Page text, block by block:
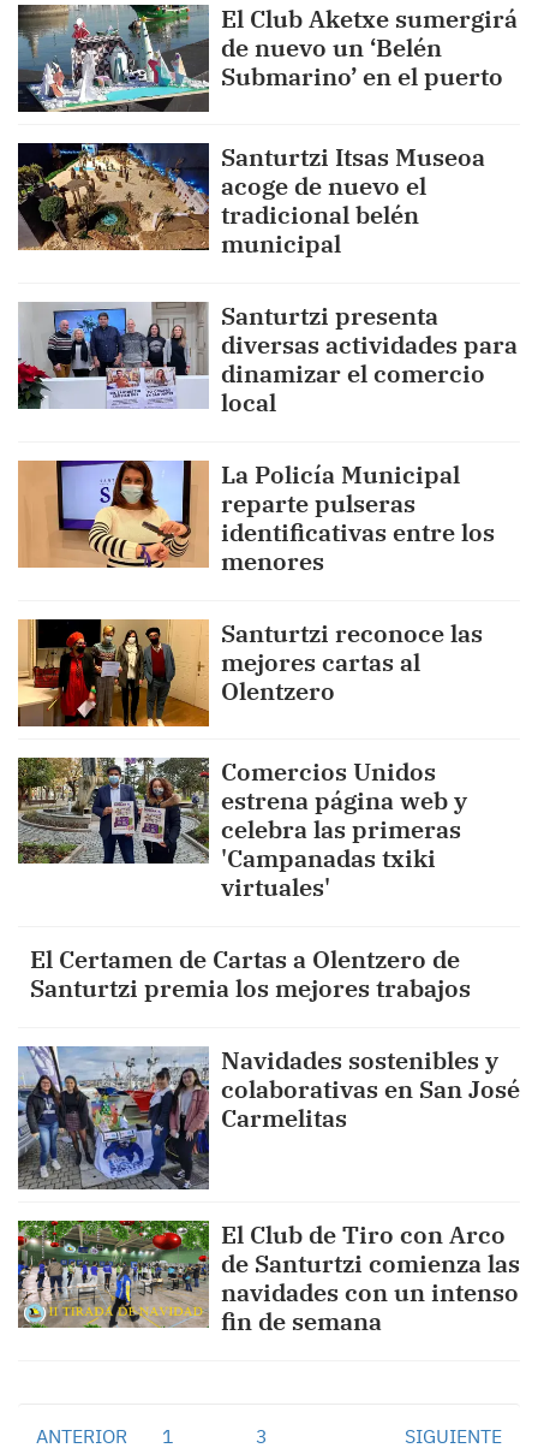
El Club Aketxe sumergirá
de nuevo un ‘Belén
Submarino’ en el puerto
Santurtzi Itsas Museoa
acoge de nuevo el
tradicional belén
municipal
Santurtzi presenta
diversas actividades para
dinamizar el comercio
local
La Policía Municipal
reparte pulseras
identificativas entre los
menores
Santurtzi reconoce las
mejores cartas al
Olentzero
Comercios Unidos
estrena página web y
celebra las primeras
'Campanadas txiki
virtuales'
El Certamen de Cartas a Olentzero de
Santurtzi premia los mejores trabajos
Navidades sostenibles y
colaborativas en San José
Carmelitas
El Club de Tiro con Arco
de Santurtzi comienza las
navidades con un intenso
fin de semana
ANTERIOR 1 3 SIGUIENTE